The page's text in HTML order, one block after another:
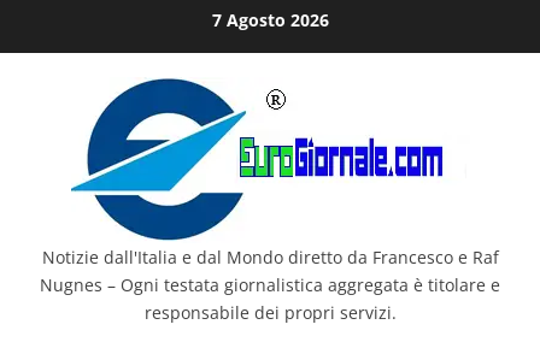
al
7 Agosto 2026
Notizie dall'Italia e dal Mondo diretto da Francesco e Raf
Nugnes – Ogni testata giornalistica aggregata è titolare e
responsabile dei propri servizi.